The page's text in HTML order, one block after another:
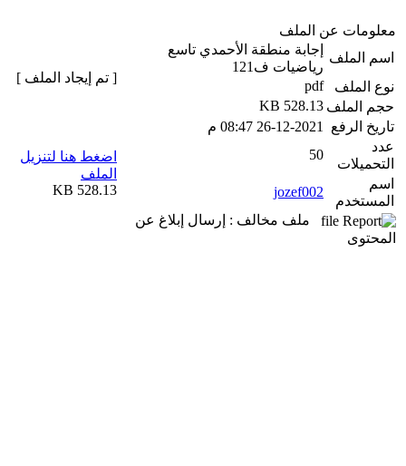
معلومات عن الملف
اسم الملف
إجابة منطقة الأحمدي تاسع
رياضيات ف121
نوع الملف
pdf
حجم الملف 528.13 KB
تاريخ الرفع
26-12-2021 08:47 م
عدد
التحميلات
50
اسم
المستخدم
jozef002
ملف مخالف : إرسال إبلاغ عن
المحتوى
[ تم إيجاد الملف ]
اضغط هنا لتنزيل
الملف
528.13 KB